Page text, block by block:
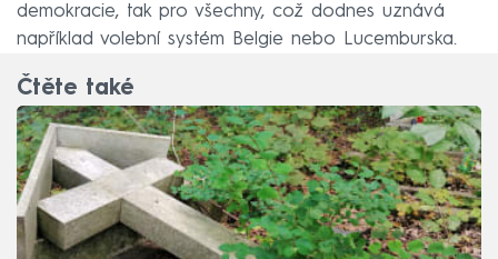
demokracie, tak pro všechny, což dodnes uznává
například volební systém Belgie nebo Lucemburska.
Čtěte také